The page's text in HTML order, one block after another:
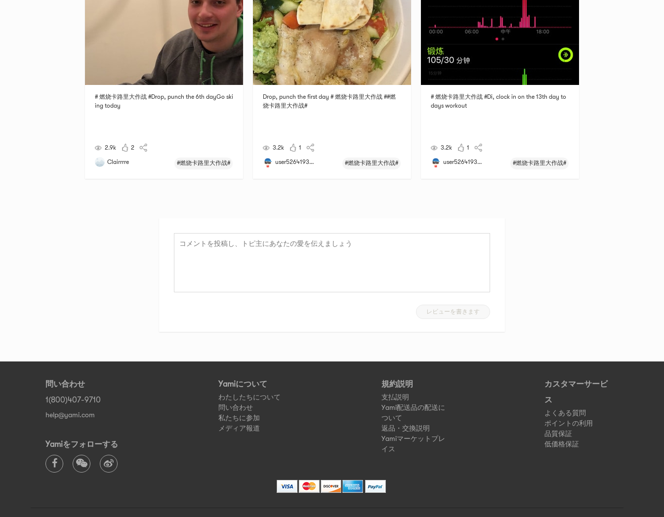
# 燃烧卡路里大作战 #Drop, punch the 6th dayGo ski
ing today
2.9k 2
Clairrrre #燃烧卡路里大作战#
Drop, punch the first day # 燃烧卡路里大作战 ##燃
烧卡路里大作战#
3.2k 1
user5264193... #燃烧卡路里大作战#
# 燃烧卡路里大作战 #Di, clock in on the 13th day to
days workout
3.2k 1
user5264193... #燃烧卡路里大作战#
レビューを書きます
問い合わせ
1(800)407-9710
help@yami.com
Yamiをフォローする
Yamiについて
わたしたちについて
問い合わせ
私たちに参加
メディア報道
規約説明
支払説明
Yami配送品の配送に
ついて
返品・交換説明
Yamiマーケットプレ
イス
カスタマーサービ
ス
よくある質問
ポイントの利用
品質保証
低価格保証